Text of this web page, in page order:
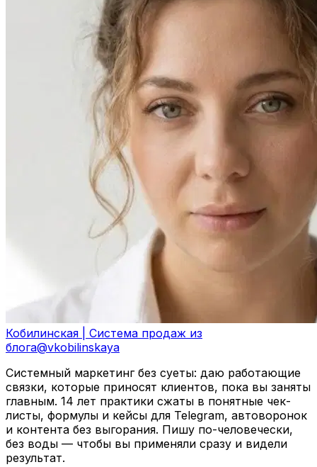
Кобилинская | Система продаж из
блога@vkobilinskaya
Системный маркетинг без суеты: даю работающие
связки, которые приносят клиентов, пока вы заняты
главным. 14 лет практики сжаты в понятные чек-
листы, формулы и кейсы для Telegram, автоворонок
и контента без выгорания. Пишу по-человечески,
без воды — чтобы вы применяли сразу и видели
результат.